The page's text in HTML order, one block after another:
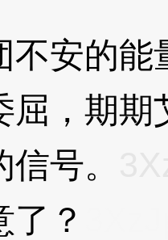
安的能
屈，期
号。
？